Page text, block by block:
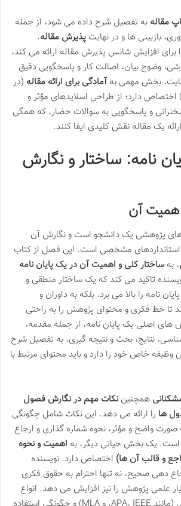
مقاله به تفصیل شرح داده می شود، از جمله
بازبینی ها و در نهایت پذیرش مقاله.
برای افزایش شانس پذیرش مقاله ارائه می کند،
وضوح بیان، اصالت کار و پاسخگویی دقیق
بخش مهمی بهآمادگی برای ارائه مقاله (در
دارد؛ از طراحی اسلایدهای مؤثر و
و پاسخگویی به سوالات حضار، که همگی
یک مقاله نقش کلیدی ایفا کنند.
پایان نامه: ساختار و نگارش
آن
های پژوهشی یک دانشجو است و نگارش آن
استانداردهای مشخصی است. این فصل از کتاب
، بهساختار کلی و اهمیت آن در یک پایان نامه
تاکید می کند که یک ساختار منطقی و
نامه را بالا می برد، بلکه به داوران و
تا خط فکری و محتوای پژوهش را به راحتی
اصلی یک پایان نامه، از جمله مقدمه،
نتایج، بحث و نتیجه گیری، به تفصیل شرح
خاص خود را دارد و باید محتوای مرتبط با
همچنین نکات مهم در نگارش فصول
ها را ارائه می دهد. این نکات شامل چگونگی
صورت واضح و مؤثر، نحوه شماره گذاری و ارجاع
یک بخش حیاتی دیگر، به اهمیت و نحوه
و قالب آن ها) اختصاص دارد. نویسنده
دهی صحیح، نه تنها احترام به حقوق فکری
علمی پژوهش را نیز افزایش می دهد. انواع